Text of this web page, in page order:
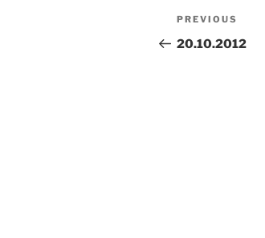
Post
navigation
Previous
Post
PREVIOUS
20.10.2012